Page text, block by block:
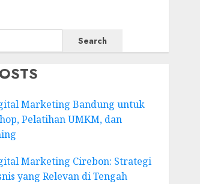
Search
Marketing Bandung untuk
Pelatihan UMKM, dan
Marketing Cirebon: Strategi
yang Relevan di Tengah